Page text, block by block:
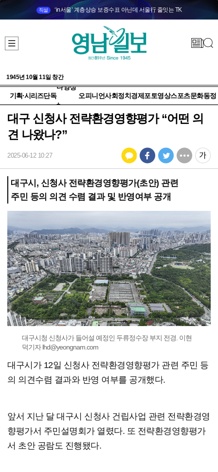
직설 ‘in서울’ 계층상승 보증수표 아닌데 서울行 줄잇는 TK
1945년 10월 11일 창간
기획·시리즈단독
다양성
+
오피니언사회정치 경제 포토영상스포츠문화동정
대구 신청사 전략환경영향평가 “어떤 의
견 나왔나?”
2025-06-12 10:27
대구시, 신청사 전략환경영향평가(초안) 관련
주민 등의 의견 수렴 결과 및 반영여부 공개
대구시청 신청사가 들어설 예정인 두류정수장 부지 전경. 이현
덕기자 lhd@yeongnam.com
대구시가 12일 신청사 전략환경영향평가 관련 주민 등
의 의견수렴 결과와 반영 여부를 공개했다.
앞서 지난 달 대구시 신청사 건립사업 관련 전략환경영
향평가서 주민설명회가 열렸다. 또 전략환경영향평가
서 초안 공람도 진행됐다.